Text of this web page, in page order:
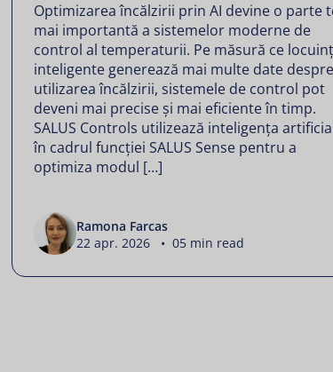
Optimizarea încălzirii prin AI devine o parte
mai importantă a sistemelor moderne de
control al temperaturii. Pe măsură ce
inteligente generează mai multe date despre
utilizarea încălzirii, sistemele de control pot
deveni mai precise și mai eficiente în timp.
SALUS Controls utilizează inteligența
în cadrul funcției SALUS Sense pentru a
optimiza modul […]
Ramona Farcas
22 apr. 2026 • 05 min read